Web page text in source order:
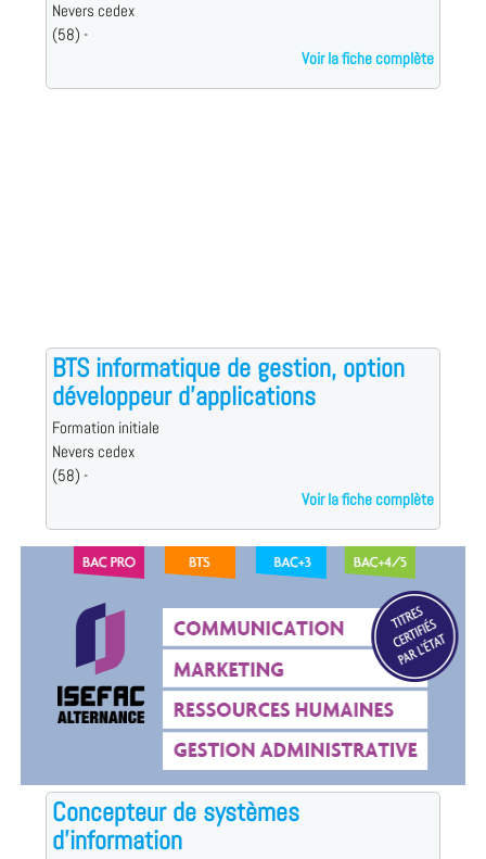
Nevers cedex
(58) -
Voir la fiche complète
BTS informatique de gestion, option
développeur d'applications
Formation initiale
Nevers cedex
(58) -
Voir la fiche complète
Concepteur de systèmes
d'information